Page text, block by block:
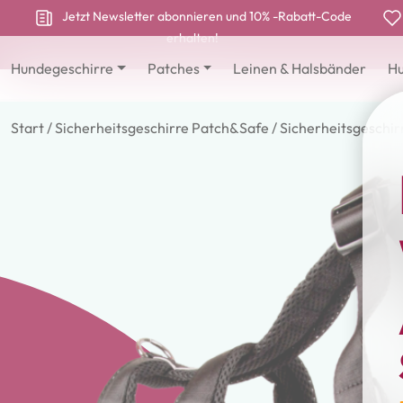
Jetzt Newsletter abonnieren und 10% -Rabatt-Code
erhalten!
Hundegeschirre Patches Leinen & Halsbänder
Start/Sicherheitsgeschirre Patch&Safe /